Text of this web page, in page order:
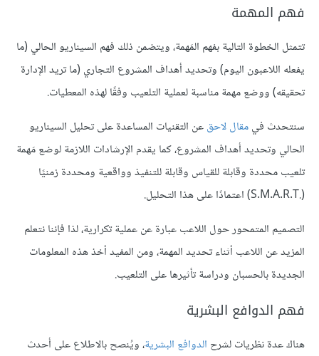
فهم المهمة
تتمثل الخطوة التالية بفهم المَهمة، ويتضمن ذلك فهم السيناريو الحالي (ما
يفعله اللاعبون اليوم) وتحديد أهداف المشروع التجاري (ما تريد الإدارة
تحقيقه) ووضع مهمة مناسبة لعملية التلعيب وفقًا لهذه المعطيات.
سنتحدث فيمقال لاحقعن التقنيات المساعدة على تحليل السيناريو
الحالي وتحديد أهداف المشروع، كما يقدم الإرشادات اللازمة لوضع مَهمة
تلعيب محددة وقابلة للقياس وقابلة للتنفيذ وواقعية ومحددة زمنيًا
(.S.M.A.R.T) اعتمادًا على هذا التحليل.
التصميم المتمحور حول اللاعب عبارة عن عملية تكرارية، لذا فإننا نتعلم
المزيد عن اللاعب أثناء تحديد المهمة، ومن المفيد أخذ هذه المعلومات
الجديدة بالحسبان ودراسة تأثيرها على التلعيب.
فهم الدوافع البشرية
هناك عدة نظريات لشرح الدوافع البشرية، ويُنصح بالاطلاع على أحدث